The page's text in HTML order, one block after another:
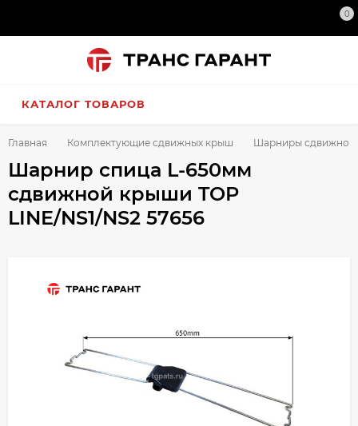
0
КАТАЛОГ ТОВАРОВ
Главная Комплектующие сдвижных крыш Шарниры
Шарнир спица L-650мм
сдвижной крыши TOP
LINE/NS1/NS2 57656